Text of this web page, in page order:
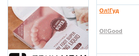
Ол!Гуд
Ol!Good